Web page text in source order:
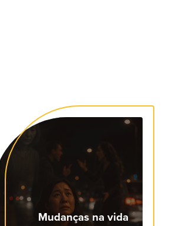
Mudanças na vida